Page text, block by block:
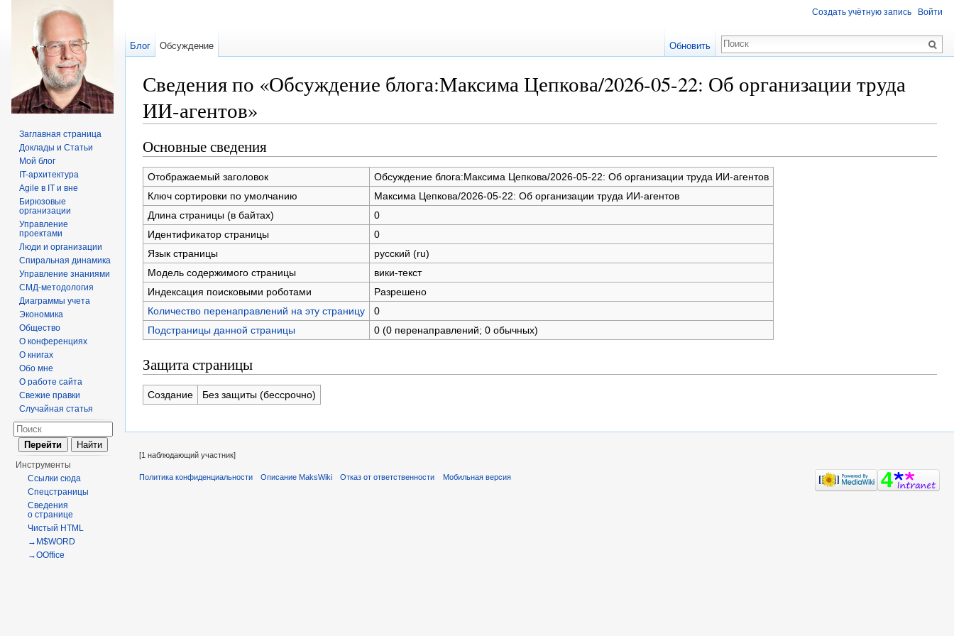
Сведения по «Обсуждение блога:Максима Цепкова/2026-05-22: Об организации труда
ИИ-агентов»
Основные сведения
Отображаемый заголовок
Обсуждение блога:Максима Цепкова/2026-05-22: Об организации труда ИИ-агентов
Ключ сортировки по умолчанию
Максима Цепкова/2026-05-22: Об организации труда ИИ-агентов
Длина страницы (в байтах)
0
Идентификатор страницы
0
Язык страницы
русский (ru)
Модель содержимого страницы
вики-текст
Индексация поисковыми роботами
Разрешено
Количество перенаправлений на эту страницу
0
Подстраницы данной страницы
0 (0 перенаправлений; 0 обычных)
Защита страницы
Создание Без защиты (бессрочно)
Создать учётную запись Войти
Блог Обсуждение Обновить
Заглавная страница
Доклады и Статьи
Мой блог
IT-архитектура
Agile в IT и вне
Бирюзовые
организации
Управление
проектами
Люди и организации
Спиральная динамика
Управление знаниями
СМД-методология
Диаграммы учета
Экономика
Общество
О конференциях
О книгах
Обо мне
О работе сайта
Свежие правки
Случайная статья
Инструменты
Ссылки сюда
Спецстраницы
Сведения
о странице
Чистый HTML
→M$WORD
→OOffice
[1 наблюдающий участник]
Политика конфиденциальности Описание MaksWiki Отказ от ответственности Мобильная версия